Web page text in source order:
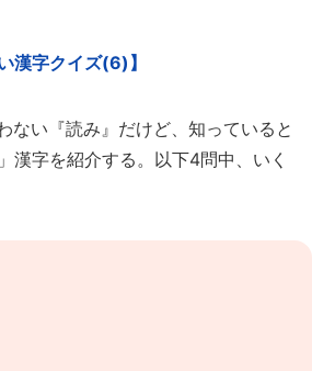
漢字クイズ(6)】
ない『読み』だけど、知っていると
漢字を紹介する。以下4問中、いく